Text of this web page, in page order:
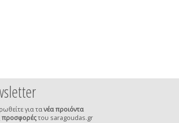
για τανέα προιόντα
προσφορέςτου saragoudas.gr